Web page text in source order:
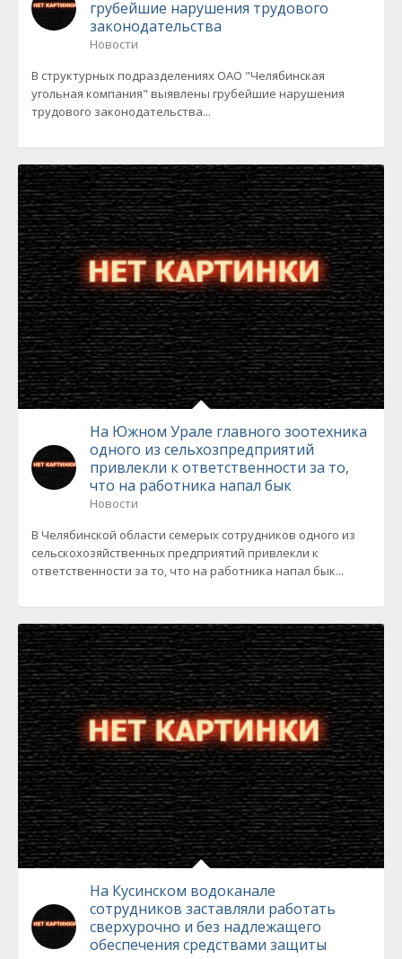
грубейшие нарушения трудового
законодательства
Новости
В структурных подразделениях ОАО "Челябинская
угольная компания" выявлены грубейшие нарушения
трудового законодательства...
На Южном Урале главного зоотехника
одного из сельхозпредприятий
привлекли к ответственности за то,
что на работника напал бык
Новости
В Челябинской области семерых сотрудников одного из
сельскохозяйственных предприятий привлекли к
ответственности за то, что на работника напал бык...
На Кусинском водоканале
сотрудников заставляли работать
сверхурочно и без надлежащего
обеспечения средствами защиты